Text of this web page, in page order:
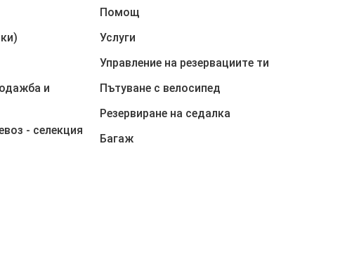
и
- селекция
Помощ
Услуги
Управление на резервациите ти
Пътуване с велосипед
Резервиране на седалка
Багаж